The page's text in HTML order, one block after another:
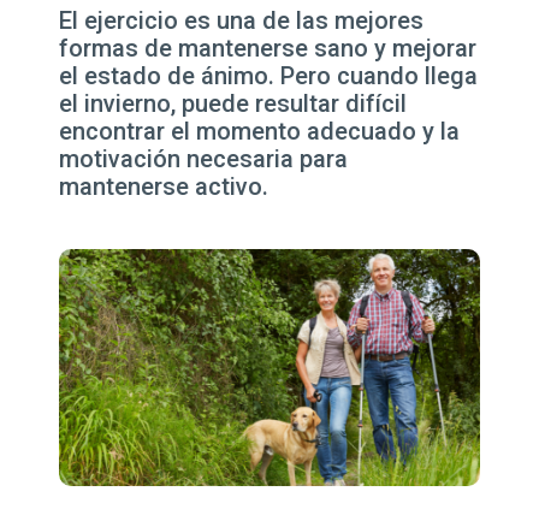
El ejercicio es una de las mejores
formas de mantenerse sano y mejorar
el estado de ánimo. Pero cuando llega
el invierno, puede resultar difícil
encontrar el momento adecuado y la
motivación necesaria para
mantenerse activo.